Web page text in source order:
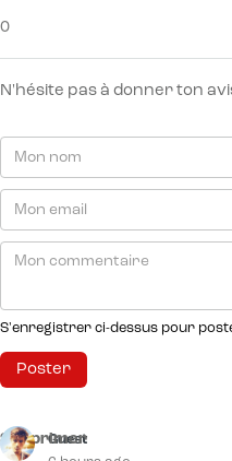
0
N'hésite pas à donner ton
S'enregistrer ci-dessus pour
Guest
Supprimer